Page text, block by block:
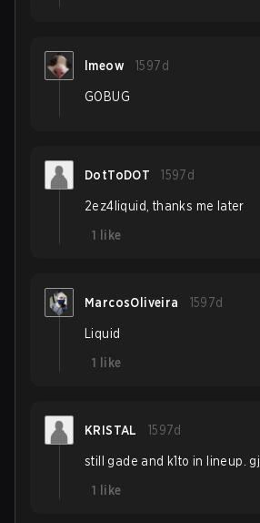
lmeow 1597d
GOBUG
DotToDOT 1597d
2ez4liquid, thanks me later
1
like
MarcosOliveira 1597d
Liquid
1
like
KRISTAL 1597d
still gade and k1to in lineup. gj
1
like